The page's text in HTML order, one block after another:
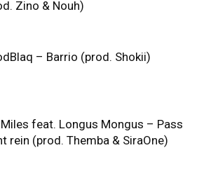
Zino & Nouh)
– Barrio (prod. Shokii)
feat. Longus Mongus – Pass
rein (prod. Themba & SiraOne)